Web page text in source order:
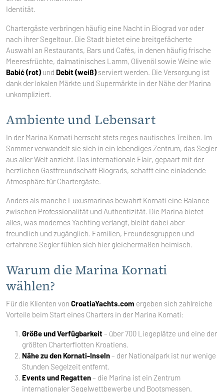
Identität.
Chartergäste verbringen häufig eine Nacht in Biograd vor oder
nach ihrer Segeltour. Die Stadt bietet eine breitgefächerte
Auswahl an Restaurants, Bars und Cafés, in denen häufig frische
Meeresfrüchte, dalmatinisches Lamm, Olivenöl sowie Weine wie
Babić (rot)und Debit (weiß)serviert werden. Die Versorgung ist
dank der lokalen Märkte und Supermärkte in der Nähe der Marina
unkompliziert.
Ambiente und Lebensart
In der Marina Kornati herrscht stets reges nautisches Treiben. Im
Sommer verwandelt sie sich in ein lebendiges Zentrum, das Segler
aus aller Welt anzieht. Das internationale Flair, gepaart mit der
herzlichen Gastfreundschaft Biograds, schafft eine einladende
Atmosphäre für Chartergäste.
Anders als manche Luxusmarinas bewahrt Kornati eine Balance
zwischen Professionalität und Authentizität. Die Marina bietet
alles, was modernes Yachting verlangt, bleibt dabei aber
freundlich und zugänglich. Familien, Freundesgruppen und
erfahrene Segler fühlen sich hier gleichermaßen heimisch.
Warum die Marina Kornati
wählen?
Für die Klienten von CroatiaYachts.com ergeben sich zahlreiche
Vorteile beim Start eines Charters in der Marina Kornati:
Größe und Verfügbarkeit– über 700 Liegeplätze und eine der
größten Charterflotten Kroatiens.
Nähe zu den Kornati-Inseln– der Nationalpark ist nur wenige
Stunden Segelzeit entfernt.
Events und Regatten– die Marina ist ein Zentrum
internationaler Segelwettbewerbe und Bootsmessen.